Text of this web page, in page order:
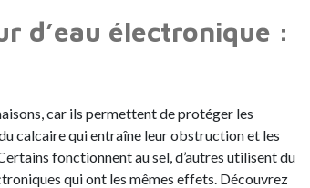
d’eau électronique :
car ils permettent de protéger les
calcaire qui entraîne leur obstruction et les
fonctionnent au sel, d’autres utilisent du
qui ont les mêmes effets. Découvrez